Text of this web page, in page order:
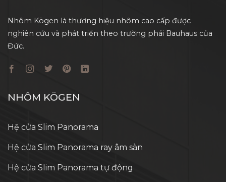
Nhôm Kögen là thương hiệu nhôm cao cấp được
nghiên cứu và phát triển theo trường phái Bauhaus của
Đức.
NHÔM KÖGEN
Hệ cửa Slim Panorama
Hệ cửa Slim Panorama ray âm sàn
Hệ cửa Slim Panorama tự động